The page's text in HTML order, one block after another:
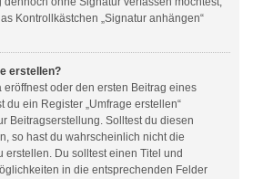
Kontrollkästchen „Signatur anhängen“
erstellen?
oder den ersten Beitrag eines
du ein Register „Umfrage erstellen“
Beitragserstellung. Solltest du diesen
so hast du wahrscheinlich nicht die
erstellen. Du solltest einen Titel und
in die entsprechenden Felder